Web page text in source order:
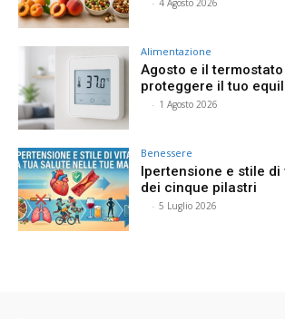
- 4 Agosto 2026
Alimentazione
Agosto e il
proteggere il tuo
- 1 Agosto 2026
Benessere
Ipertensione e stile di
dei cinque pilastri
- 5 Luglio 2026